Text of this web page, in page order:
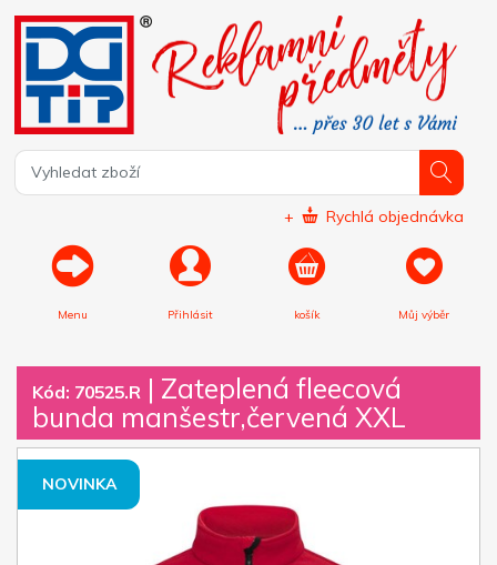
+ Rychlá objednávka
Menu Přihlásit košík Můj výběr
Kód: 70525.R | Zateplená fleecová
bunda manšestr,červená XXL
NOVINKA